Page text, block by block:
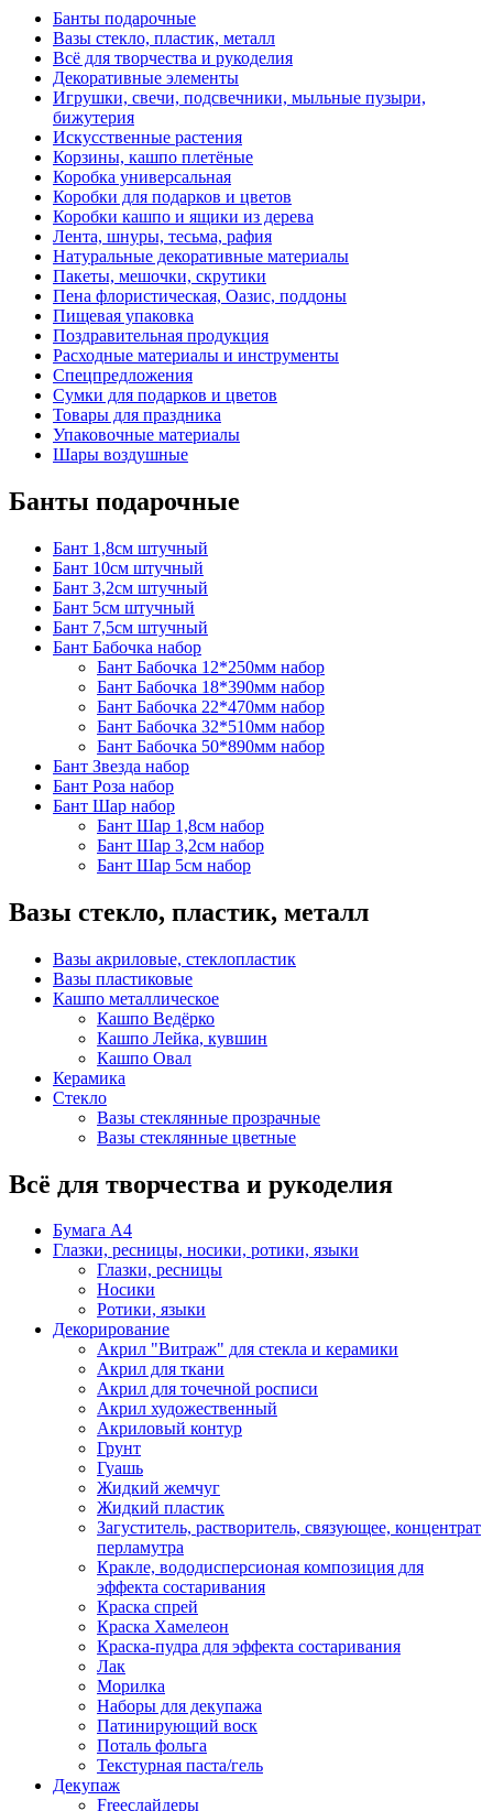
Банты подарочные
Вазы стекло, пластик, металл
Всё для творчества и рукоделия
Декоративные элементы
Игрушки, свечи, подсвечники, мыльные пузыри,
бижутерия
Искусственные растения
Корзины, кашпо плетёные
Коробка универсальная
Коробки для подарков и цветов
Коробки кашпо и ящики из дерева
Лента, шнуры, тесьма, рафия
Натуральные декоративные материалы
Пакеты, мешочки, скрутики
Пена флористическая, Оазис, поддоны
Пищевая упаковка
Поздравительная продукция
Расходные материалы и инструменты
Спецпредложения
Сумки для подарков и цветов
Товары для праздника
Упаковочные материалы
Шары воздушные
Банты подарочные
Бант 1,8см штучный
Бант 10см штучный
Бант 3,2см штучный
Бант 5см штучный
Бант 7,5см штучный
Бант Бабочка набор
Бант Бабочка 12*250мм набор
Бант Бабочка 18*390мм набор
Бант Бабочка 22*470мм набор
Бант Бабочка 32*510мм набор
Бант Бабочка 50*890мм набор
Бант Звезда набор
Бант Роза набор
Бант Шар набор
Бант Шар 1,8см набор
Бант Шар 3,2см набор
Бант Шар 5см набор
Вазы стекло, пластик, металл
Вазы акриловые, стеклопластик
Вазы пластиковые
Кашпо металлическое
Кашпо Ведёрко
Кашпо Лейка, кувшин
Кашпо Овал
Керамика
Стекло
Вазы стеклянные прозрачные
Вазы стеклянные цветные
Всё для творчества и рукоделия
Бумага А4
Глазки, ресницы, носики, ротики, языки
Глазки, ресницы
Носики
Ротики, языки
Декорирование
Акрил "Витраж" для стекла и керамики
Акрил для ткани
Акрил для точечной росписи
Акрил художественный
Акриловый контур
Грунт
Гуашь
Жидкий жемчуг
Жидкий пластик
Загуститель, растворитель, связующее, концентрат
перламутра
Кракле, вододисперсионая композиция для
эффекта состаривания
Краска спрей
Краска Хамелеон
Краска-пудра для эффекта состаривания
Лак
Морилка
Наборы для декупажа
Патинирующий воск
Поталь фольга
Текстурная паста/гель
Декупаж
Freeслайдеры